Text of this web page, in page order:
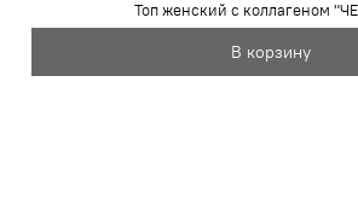
Топ женский с коллагеном
В корзину